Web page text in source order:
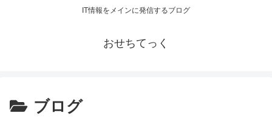
IT情報をメインに発信するブログ
おせちてっく
ブログ